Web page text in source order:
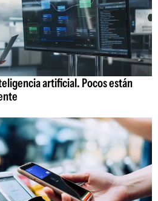
artificial. Pocos están